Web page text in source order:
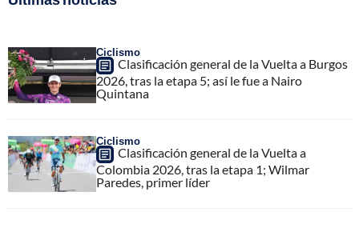
Ciclismo
Clasificación general de la Vuelta a Burgos
2026, tras la etapa 5; así le fue a Nairo
Quintana
Ciclismo
Clasificación general de la Vuelta a
Colombia 2026, tras la etapa 1; Wilmar
Paredes, primer líder